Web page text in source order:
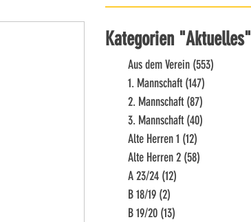
Kategorien "Aktuelles"
Aus dem Verein (553)
1. Mannschaft (147)
2. Mannschaft (87)
3. Mannschaft (40)
Alte Herren 1 (12)
Alte Herren 2 (58)
A 23/24 (12)
B 18/19 (2)
B 19/20 (13)